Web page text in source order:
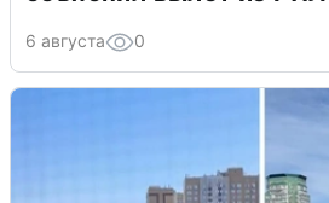
6 августа 0